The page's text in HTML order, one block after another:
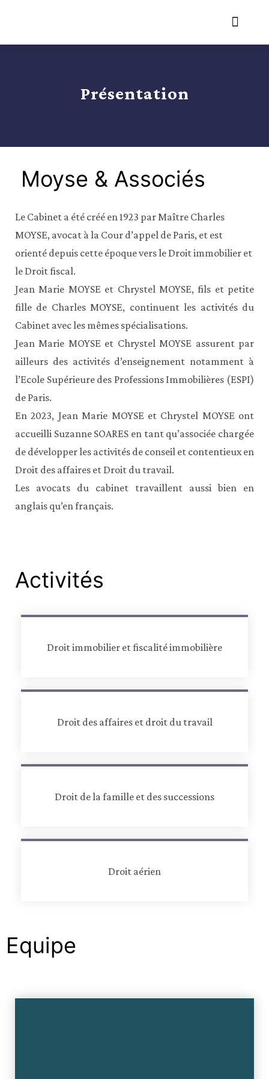
Présentation
Moyse & Associés
Le Cabinet a été créé en 1923 par Maître Charles
MOYSE, avocat à la Cour d’appel de Paris, et est
orienté depuis cette époque vers le Droit immobilier et
le Droit fiscal.
Jean Marie MOYSE et Chrystel MOYSE, fils et petite
fille de Charles MOYSE, continuent les activités du
Cabinet avec les mêmes spécialisations.
Jean Marie MOYSE et Chrystel MOYSE assurent par
ailleurs des activités d’enseignement notamment à
l’Ecole Supérieure des Professions Immobilières (ESPI)
de Paris.
En 2023, Jean Marie MOYSE et Chrystel MOYSE ont
accueilli Suzanne SOARES en tant qu’associée chargée
de développer les activités de conseil et contentieux en
Droit des affaires et Droit du travail.
Les avocats du cabinet travaillent aussi bien en
anglais qu’en français.
Activités
Droit immobilier et fiscalité immobilière
Droit des affaires et droit du travail
Droit de la famille et des successions
Droit aérien
Equipe